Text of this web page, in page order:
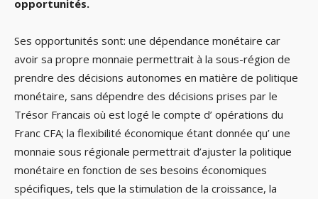
opportunités.
Ses opportunités sont: une dépendance monétaire car
avoir sa propre monnaie permettrait à la sous-région de
prendre des décisions autonomes en matière de politique
monétaire, sans dépendre des décisions prises par le
Trésor Francais où est logé le compte d’ opérations du
Franc CFA; la flexibilité économique étant donnée qu’ une
monnaie sous régionale permettrait d’ajuster la politique
monétaire en fonction de ses besoins économiques
spécifiques, tels que la stimulation de la croissance, la